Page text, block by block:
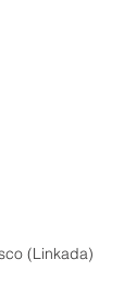
(Linkada)